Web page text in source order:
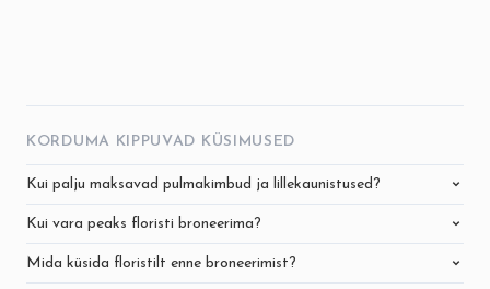
KORDUMA KIPPUVAD KÜSIMUSED
Kui palju maksavad pulmakimbud ja lillekaunistused?
Kui vara peaks floristi broneerima?
Mida küsida floristilt enne broneerimist?